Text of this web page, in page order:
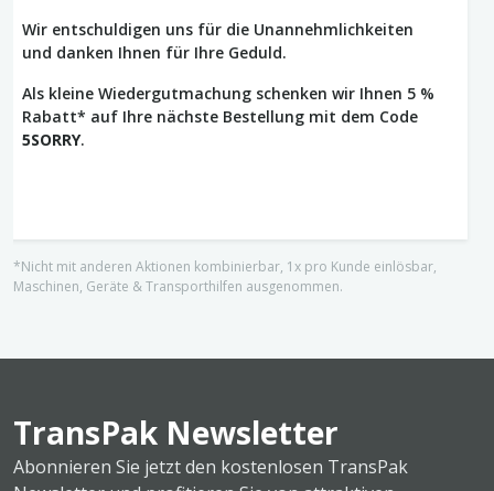
Wir entschuldigen uns für die Unannehmlichkeiten
und danken Ihnen für Ihre Geduld.
Als kleine Wiedergutmachung schenken wir Ihnen 5 %
Rabatt* auf Ihre nächste Bestellung mit dem Code
5SORRY.
*Nicht mit anderen Aktionen kombinierbar, 1x pro Kunde einlösbar,
Maschinen, Geräte & Transporthilfen ausgenommen.
TransPak Newsletter
Abonnieren Sie jetzt den kostenlosen TransPak